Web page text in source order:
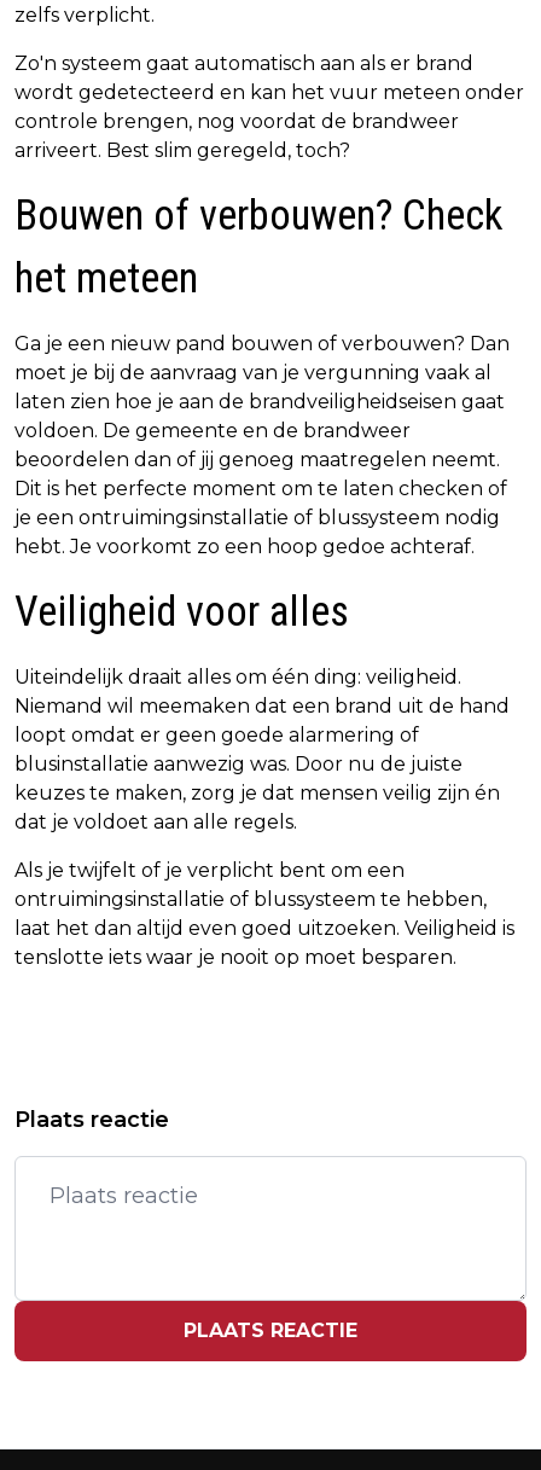
zelfs verplicht.
Zo'n systeem gaat automatisch aan als er brand
wordt gedetecteerd en kan het vuur meteen onder
controle brengen, nog voordat de brandweer
arriveert. Best slim geregeld, toch?
Bouwen of verbouwen? Check
het meteen
Ga je een nieuw pand bouwen of verbouwen? Dan
moet je bij de aanvraag van je vergunning vaak al
laten zien hoe je aan de brandveiligheidseisen gaat
voldoen. De gemeente en de brandweer
beoordelen dan of jij genoeg maatregelen neemt.
Dit is het perfecte moment om te laten checken of
je een ontruimingsinstallatie of blussysteem nodig
hebt. Je voorkomt zo een hoop gedoe achteraf.
Veiligheid voor alles
Uiteindelijk draait alles om één ding: veiligheid.
Niemand wil meemaken dat een brand uit de hand
loopt omdat er geen goede alarmering of
blusinstallatie aanwezig was. Door nu de juiste
keuzes te maken, zorg je dat mensen veilig zijn én
dat je voldoet aan alle regels.
Als je twijfelt of je verplicht bent om een
ontruimingsinstallatie of blussysteem te hebben,
laat het dan altijd even goed uitzoeken. Veiligheid is
tenslotte iets waar je nooit op moet besparen.
OPGEPAKT OP SCHIPHOL OM
5 REDENEN WAAROM EEN LUXE
HORLOGE EEN SLIMME INVESTERING
IS
Plaats reactie
PLAATS REACTIE